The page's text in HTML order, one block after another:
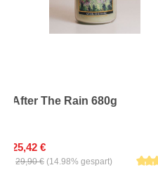
After The Rain 680g
25,42 €
29,90 € (14.98% gespart)